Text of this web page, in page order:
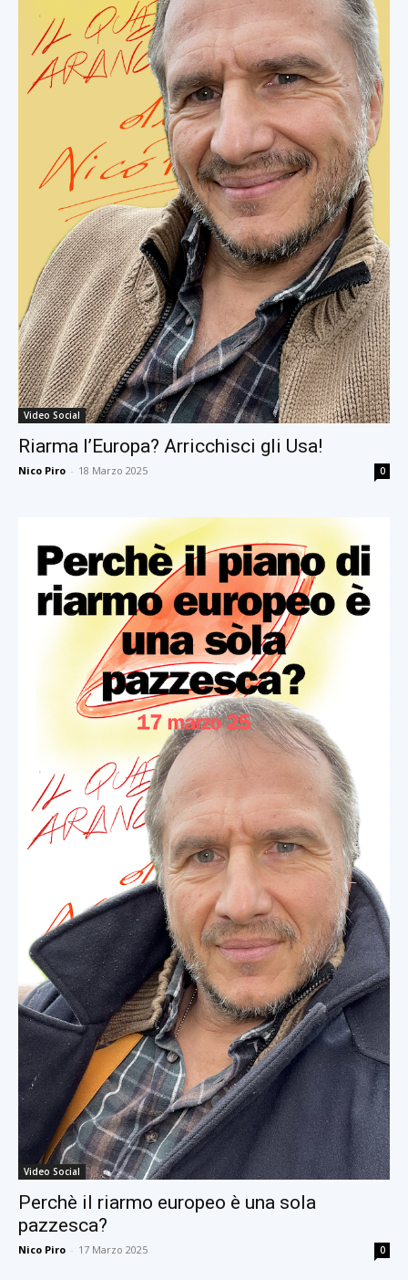
Video Social
Riarma l’Europa? Arricchisci gli Usa!
Nico Piro - 18 Marzo 2025 0
Video Social
Perchè il riarmo europeo è una sola
pazzesca?
Nico Piro - 17 Marzo 2025 0